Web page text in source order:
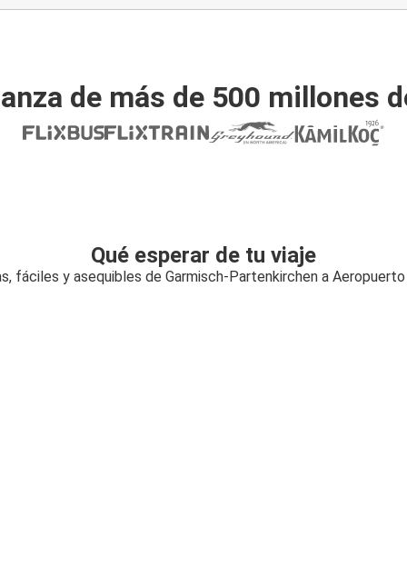
de más de 500 millones
Qué esperar de tu viaje
fáciles y asequibles de Garmisch-Partenkirchen a